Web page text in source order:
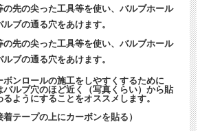
の先の尖った工具等を使い、バルブホール
ブの通る穴をあけます。
の先の尖った工具等を使い、バルブホール
ブの通る穴をあけます。
ンロールの施工をしやすくするために
バルブ穴のほど近く（写真くらい）から貼
ようにすることをオススメします。
テープの上にカーボンを貼る）